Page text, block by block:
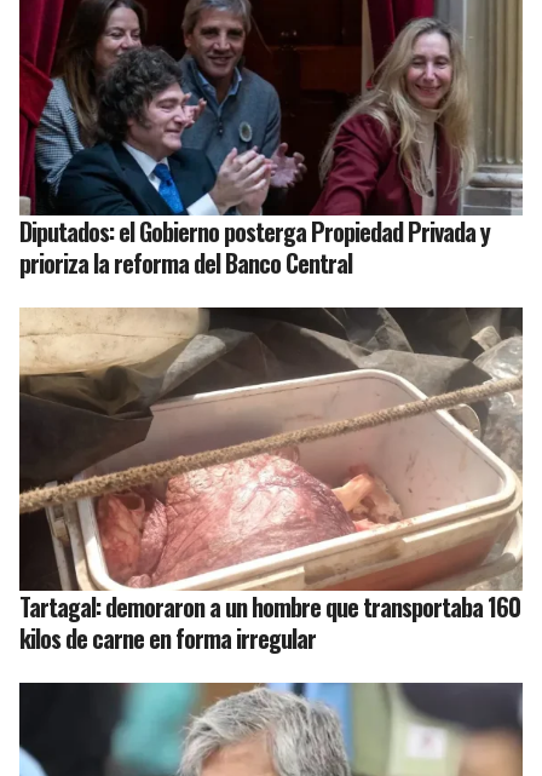
Diputados: el Gobierno posterga Propiedad Privada y
prioriza la reforma del Banco Central
Tartagal: demoraron a un hombre que transportaba 160
kilos de carne en forma irregular